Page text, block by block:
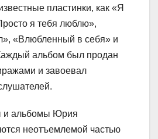
пластинки, как «Я
я тебя люблю»,
«Влюбленный в себя» и
альбом был продан
и завоевал
и альбомы Юрия
неотъемлемой частью